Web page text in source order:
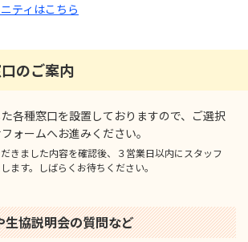
ティはこちら
のご案内
各種窓⼝を設置しておりますので、ご選択
ォームへお進みください。
きました内容を確認後、３営業⽇以内にスタッフ
ます。しばらくお待ちください。
⽣協説明会の質問など